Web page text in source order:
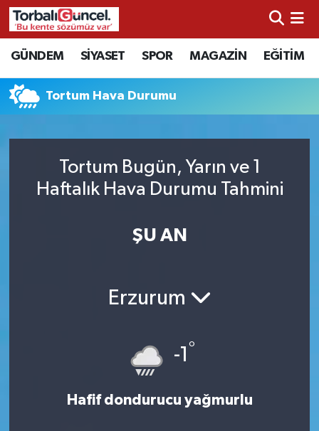
GÜNDEM SİYASET SPOR MAGAZİN EĞİTİM
Tortum Hava Durumu
Tortum Bugün, Yarın ve 1
Haftalık Hava Durumu Tahmini
ŞU AN
Erzurum
-1 °
Hafif dondurucu yağmurlu
İzmir Nöbetçi Eczaneler
İzmir Hava Durumu
İzmir Trafik Yoğunluk Haritası
Süper Lig Puan Durumu ve Fikstür